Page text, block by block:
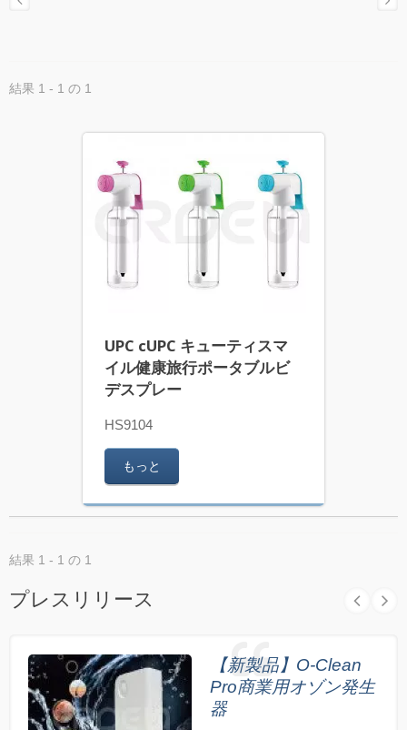
結果 1 - 1 の 1
UPC cUPC キューティスマ
イル健康旅行ポータブルビ
デスプレー
HS9104
もっと
結果 1 - 1 の 1
プレスリリース
【新製品】O-Clean
Pro商業用オゾン発生
器